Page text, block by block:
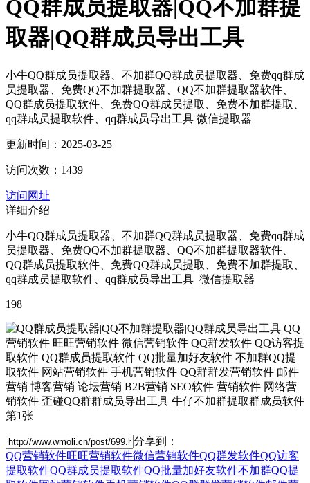
QQ群成员提取器|QQ不加群提
取器|QQ群成员导出工具
小牛QQ群成员提取器、不加群QQ群成员提取器、免费qq群成
员提取器、免费QQ不加群提取器、QQ不加群提取器软件、
QQ群成员提取软件、免费QQ群成员提取、免费不加群提取、
qq群成员提取软件、qq群成员导出工具 微信提取器
更新时间：2025-03-25
访问次数：1439
访问网址
详细介绍
小牛QQ群成员提取器、不加群QQ群成员提取器、免费qq群成
员提取器、免费QQ不加群提取器、QQ不加群提取器软件、
QQ群成员提取软件、免费QQ群成员提取、免费不加群提取、
qq群成员提取软件、qq群成员导出工具 微信提取器
198
分享到：
QQ营销软件旺旺营销软件微信营销软件QQ群发软件QQ访客
提取软件QQ群成员提取软件QQ批量加好友软件不加群QQ提